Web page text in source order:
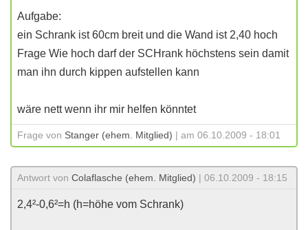
Aufgabe:
ein Schrank ist 60cm breit und die Wand ist 2,40 hoch
Frage Wie hoch darf der SCHrank höchstens sein damit
man ihn durch kippen aufstellen kann
wäre nett wenn ihr mir helfen könntet
Frage von Stanger (ehem. Mitglied) | am 06.10.2009 - 18:01
Antwort von Colaflasche (ehem. Mitglied) | 06.10.2009 - 18:15
2,4²-0,6²=h (h=höhe vom Schrank)